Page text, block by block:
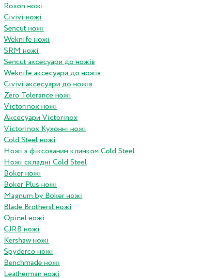
Roxon ножi
Civivi ножі
Sencut ножі
Weknife ножі
SRM ножі
Sencut аксесуари до ножів
Weknife аксесуари до ножів
Civivi аксесуари до ножів
Zero Tolerance ножі
Victorinox ножі
Аксесуари Victorinox
Victorinox Кухонні ножі
Cold Steel ножі
Ножі з фіксованим клинком Cold Steel
Ножі складні Cold Steel
Boker ножі
Boker Plus ножі
Magnum by Boker ножі
Blade Brothersl ножі
Opinel ножі
CJRB ножі
Kershaw ножі
Spyderco ножі
Benchmade ножі
Leatherman ножі